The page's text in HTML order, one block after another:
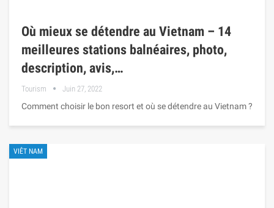
Où mieux se détendre au Vietnam – 14
meilleures stations balnéaires, photo,
description, avis,…
Tourism Juin 27, 2022
Comment choisir le bon resort et où se détendre au Vietnam ?
VIÊT NAM